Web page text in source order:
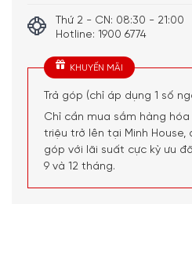
Máy hút mùi Bosch DFS097K51
chóng loại bỏ mùi các loại thức
trong không gian bếp. Sau đó,
mức công suất trở lại chế độ
khi đã hoạt động ở chế độ hút
4 phút, 6 phút hoặc 10 phút).
Thứ 2 - CN: 08:30 - 21:00
Hotline: 1900 6774
KHUYẾN MÃI
Trả góp (chỉ áp dụng 1 số
Chỉ cần mua sắm hàng
triệu trở lên tại Minh House,
góp với lãi suất cực kỳ ưu
9 và 12 tháng.